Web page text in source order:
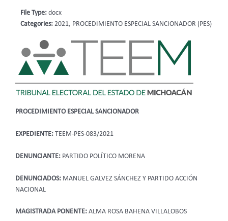
PROCEDIMIENTO ESPECIAL SANCIONADOR
EXPEDIENTE: TEEM-PES-083/2021
DENUNCIANTE: PARTIDO POLÍTICO MORENA
DENUNCIADOS: MANUEL GALVEZ SÁNCHEZ Y PARTIDO ACCIÓN
NACIONAL
MAGISTRADA PONENTE: ALMA ROSA BAHENA VILLALOBOS
File Type: docx
Categories: 2021, PROCEDIMIENTO ESPECIAL SANCIONADOR (PES)